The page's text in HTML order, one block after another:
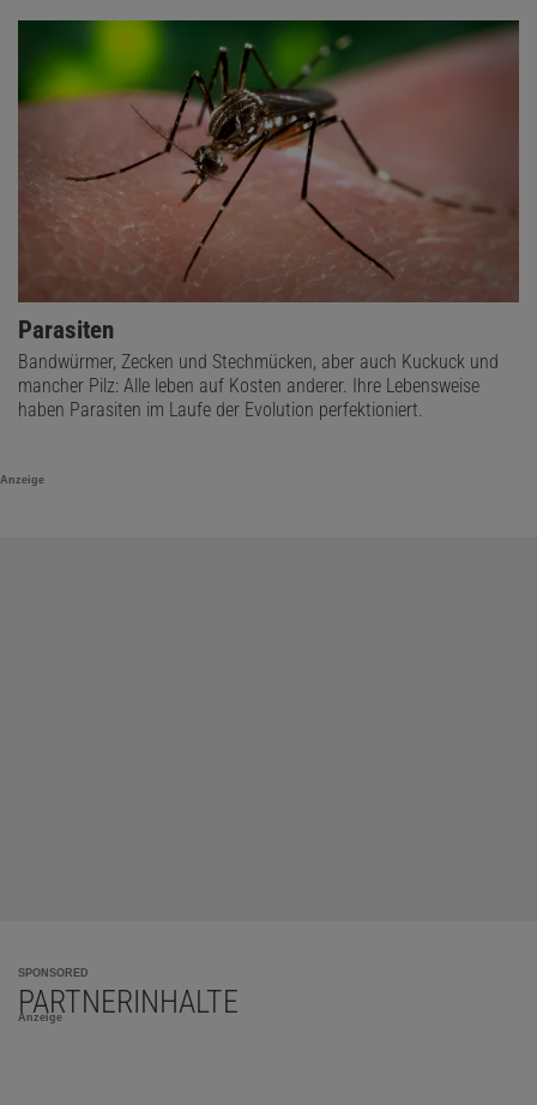
Parasiten
Bandwürmer, Zecken und Stechmücken, aber auch Kuckuck und
mancher Pilz: Alle leben auf Kosten anderer. Ihre Lebensweise
haben Parasiten im Laufe der Evolution perfektioniert.
Anzeige
SPONSORED
PARTNERINHALTE
Anzeige